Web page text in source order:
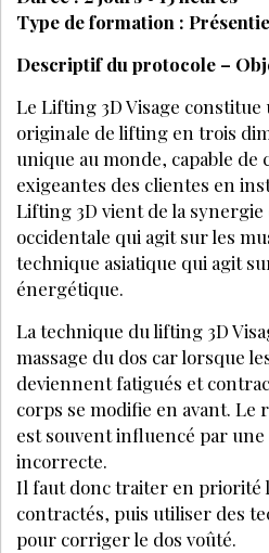
Type de formation :
Descriptif du protocole –
Le Lifting 3D Visage
originale de lifting en trois
unique au monde, capable de
exigeantes des clientes en
Lifting 3D vient de la synergie
occidentale qui agit sur les
technique asiatique qui agit
énergétique.
La technique du lifting 3D
massage du dos car lorsque
deviennent fatigués et
corps se modifie en avant. Le
est souvent influencé par
incorrecte.
Il faut donc traiter en priorité
contractés, puis utiliser des
pour corriger le dos voûté.